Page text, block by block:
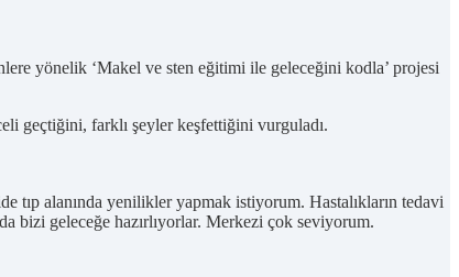
yönelik ‘Makel ve sten eğitimi ile geleceğini kodla’ projesi
geçtiğini, farklı şeyler keşfettiğini vurguladı.
tıp alanında yenilikler yapmak istiyorum. Hastalıkların tedavi
bizi geleceğe hazırlıyorlar. Merkezi çok seviyorum.